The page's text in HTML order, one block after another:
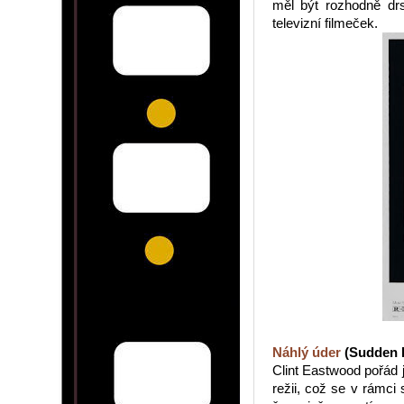
měl být rozhodně
televizní filmeček.
Náhlý úder(Sudden
Clint Eastwood
režii, což se v rámci